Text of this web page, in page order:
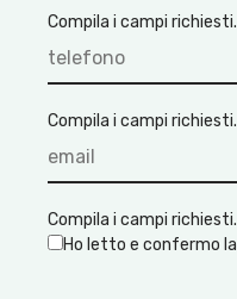
Compila i campi richiesti.
Compila i campi richiesti.
Compila i campi richiesti.
Ho letto e confermo la